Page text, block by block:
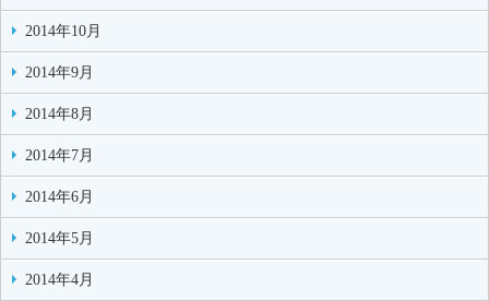
2014年10月
2014年9月
2014年8月
2014年7月
2014年6月
2014年5月
2014年4月